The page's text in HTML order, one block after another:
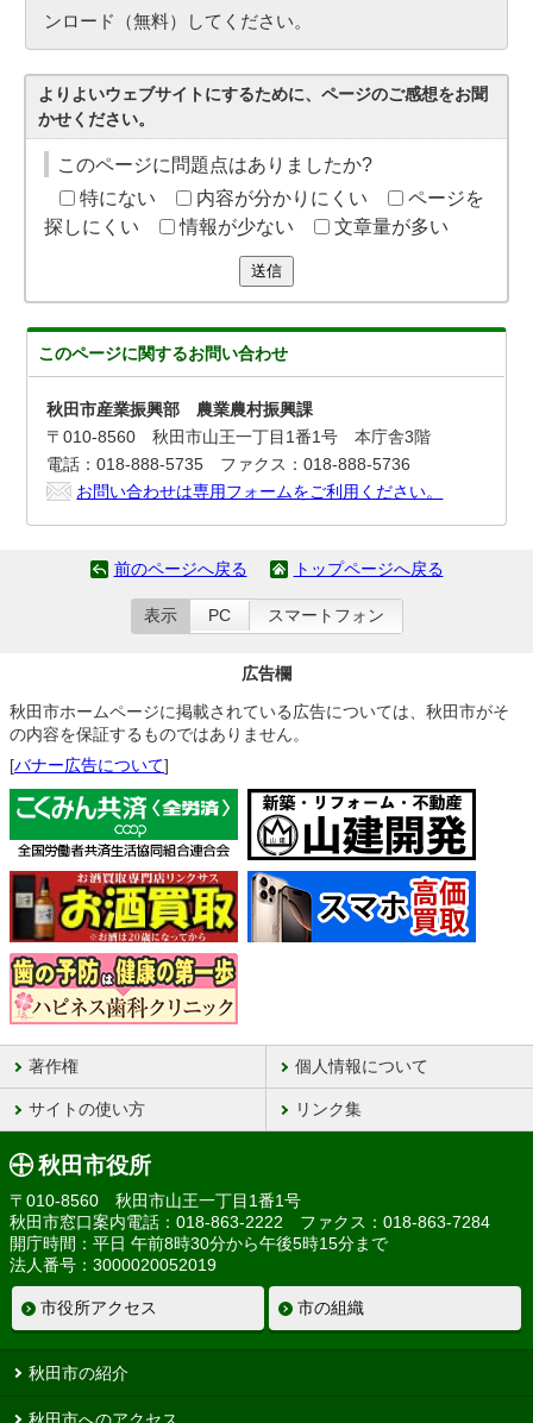
ンロード（無料）してください。
よりよいウェブサイトにするために、ページのご感想をお聞
かせください。
このページに問題点はありましたか?
特にない
内容が分かりにくい
ページを
探しにくい
情報が少ない 文章量が多い
送信
このページに関するお問い合わせ
秋田市産業振興部 農業農村振興課
〒010-8560 秋田市山王一丁目1番1号 本庁舎3階
電話：018-888-5735 ファクス：018-888-5736
お問い合わせは専用フォームをご利用ください。
前のページへ戻る トップページへ戻る
表示 PC スマートフォン
広告欄
秋田市ホームページに掲載されている広告については、秋田市がそ
の内容を保証するものではありません。
[バナー広告について]
著作権 個人情報について
サイトの使い方 リンク集
秋田市役所
〒010-8560 秋田市山王一丁目1番1号
秋田市窓口案内電話：018-863-2222 ファクス：018-863-7284
開庁時間：平日 午前8時30分から午後5時15分まで
法人番号：3000020052019
市役所アクセス 市の組織
秋田市の紹介